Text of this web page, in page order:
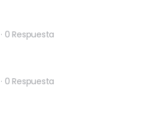
· 0 Respuesta
· 0 Respuesta